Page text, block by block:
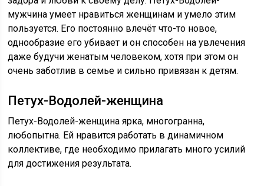
мужчина умеет нравиться женщинам и умело этим
пользуется. Его постоянно влечёт что-то новое,
однообразие его убивает и он способен на увлечения
даже будучи женатым человеком, хотя при этом он
очень заботлив в семье и сильно привязан к детям.
Петух-Водолей-женщина
Петух-Водолей-женщина ярка, многогранна,
любопытна. Ей нравится работать в динамичном
коллективе, где необходимо прилагать много усилий
для достижения результата.